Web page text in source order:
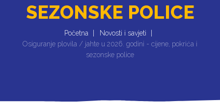
SEZONSKE POLICE
Početna
Novosti i savjeti
Osiguranje plovila / jahte u 2026. godini - cijene, pokrića i
sezonske police